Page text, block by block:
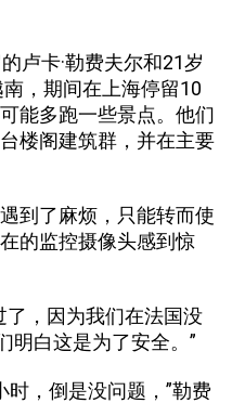
卢卡·勒费夫尔和21岁
，期间在上海停留10
能多跑一些景点。他们
楼阁建筑群，并在主要
到了麻烦，只能转而使
的监控摄像头感到惊
了，因为我们在法国没
明白这是为了安全。”
时，倒是没问题，”勒费